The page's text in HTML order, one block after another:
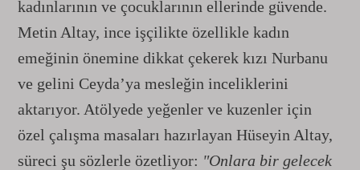
kadınlarının ve çocuklarının ellerinde güvende.
Metin Altay, ince işçilikte özellikle kadın
emeğinin önemine dikkat çekerek kızı Nurbanu
ve gelini Ceyda’ya mesleğin inceliklerini
aktarıyor. Atölyede yeğenler ve kuzenler için
özel çalışma masaları hazırlayan Hüseyin Altay,
süreci şu sözlerle özetliyor: "Onlara bir gelecek